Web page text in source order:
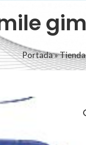
Portada»Tienda